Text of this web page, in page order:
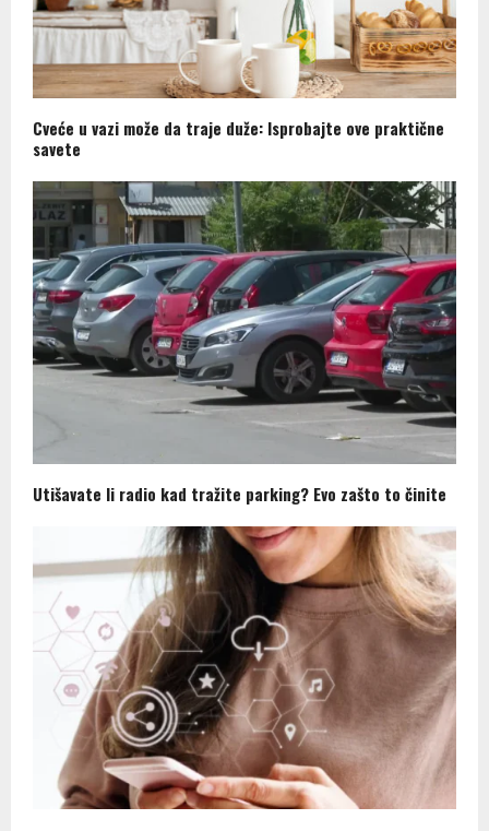
Cveće u vazi može da traje duže: Isprobajte ove praktične
savete
Utišavate li radio kad tražite parking? Evo zašto to činite